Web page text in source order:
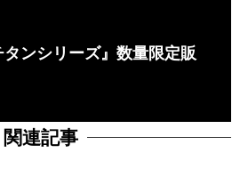
ンシリーズ』数量限定販
関連記事